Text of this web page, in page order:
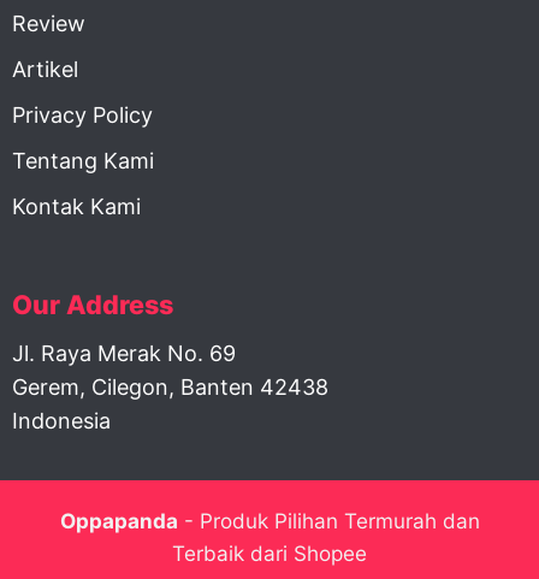
Review
Artikel
Privacy Policy
Tentang Kami
Kontak Kami
Our Address
Jl. Raya Merak No. 69
Gerem, Cilegon, Banten 42438
Indonesia
Oppapanda - Produk Pilihan Termurah dan
Terbaik dari Shopee